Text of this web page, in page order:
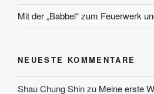
Mit der „Babbel“ zum Feuerwerk
NEUESTE KOMMENTARE
Shau Chung Shinzu Meine erste